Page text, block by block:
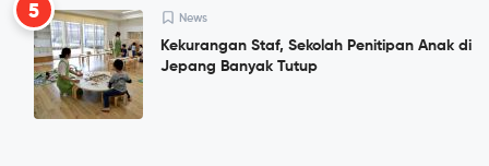
5 News
Kekurangan Staf, Sekolah Penitipan Anak di
Jepang Banyak Tutup